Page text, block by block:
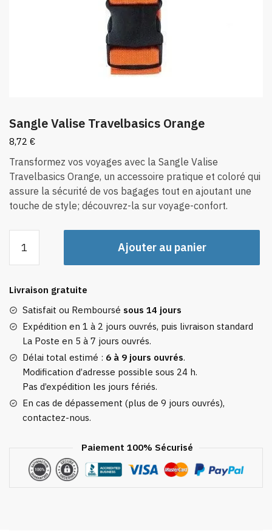
Sangle Valise Travelbasics Orange
8,72 €
Transformez vos voyages avec la Sangle Valise
Travelbasics Orange, un accessoire pratique et coloré qui
assure la sécurité de vos bagages tout en ajoutant une
touche de style; découvrez-la sur voyage-confort.
Sangle
Travelbasics
Orange
Ajouter au panier
Livraison gratuite
Satisfait ou Remboursé sous 14 jours
Expédition en 1 à 2 jours ouvrés, puis livraison standard
La Poste en 5 à 7 jours ouvrés.
Délai total estimé : 6 à 9 jours ouvrés.
Modification d’adresse possible sous 24 h.
Pas d’expédition les jours fériés.
En cas de dépassement (plus de 9 jours ouvrés),
contactez-nous.
Paiement 100% Sécurisé